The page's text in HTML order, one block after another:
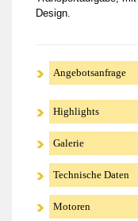
Design.
Angebotsanfrage
Highlights
Galerie
Technische Daten
Motoren